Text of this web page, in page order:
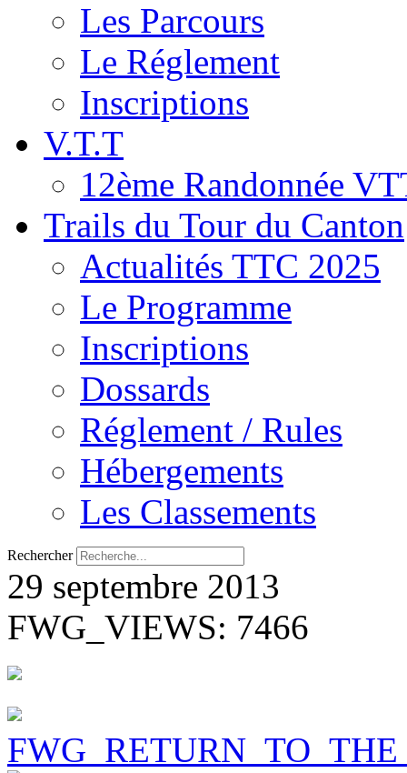
Les Parcours
Le Réglement
Inscriptions
V.T.T
12ème Randonnée
Trails du Tour du Canton
Actualités TTC 2025
Le Programme
Inscriptions
Dossards
Réglement / Rules
Hébergements
Les Classements
Rechercher
29 septembre 2013
FWG_VIEWS: 7466